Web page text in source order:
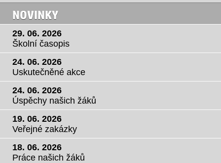
NOVINKY
29. 06. 2026
Školní časopis
24. 06. 2026
Uskutečněné akce
24. 06. 2026
Úspěchy našich žáků
19. 06. 2026
Veřejné zakázky
18. 06. 2026
Práce našich žáků